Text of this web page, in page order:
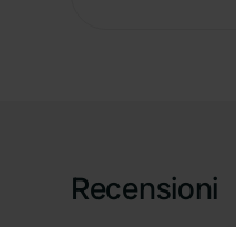
Recensioni